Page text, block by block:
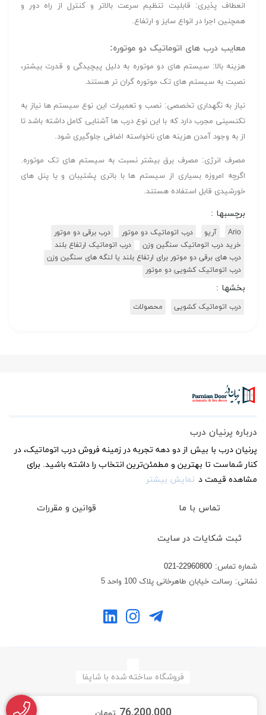
انعطاف پذیری: قابلیت تنظیم سرعت بالاتر و کنترل از راه دور و
همچنین اجرا در انواع سایز و ارتفاع.
معایب درب های اتوماتیک دو موتوره:
هزینه بالا: سیستم های دو موتوره به دلیل پیچیدگی و قدرت بیشتر،
نصبت به سیستم های تک موتوره گران تر هستند.
نیاز به نگهداری تخصصی: نصب و تعمیرات این نوع سیستم ها نیاز به
تکنسینی مجرب دارد که با این نوع درب ها آشنایی کامل داشته باشد تا
از به وجود آمدن هزینه های ناخواسته اضافی جلوگیری شود.
مصرف انرژی: مصرف برق بیشتر نسبت به سیستم های تک موتوره.
اگرچه امروزه بسیاری از سیستم ها با باتری پشتیبان و یا پنل های
خورشیدی قابل استفاده هستند.
برچسبها :
Ario آریو درب اتوماتیک دو موتور
درب برقی دو موتور
خرید درب اتوماتیک سنگین وزن
درب اتوماتیک ارتفاع بلند
درب های برقی دو موتور برای ارتفاع بلند یا لنگه های سنگین وزن
درب اتوماتیک کشویی دو موتور
بخشها :
درب اتوماتیک کشویی محصولات
درباره پرنیان درب
پرنیان درب با بیش از دو دهه تجربه در زمینه فروش درب اتوماتیک، در
کنار شماست تا بهترین و مطمئن‌ترین انتخاب را داشته باشید. برای
مشاهده قیمت د نمایش بیشتر
تماس با ما قوانین و مقررات
ثبت شکایات در سایت
شماره تماس: 021-22960800
نشانی: رسالت خیابان طاهرخانی پلاک 100 واحد 5
فروشگاه ساخته شده با شاپفا